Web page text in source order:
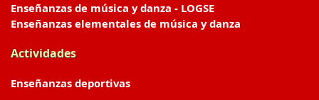
Enseñanzas de música y danza - LOGSE
Enseñanzas elementales de música y danza
Actividades
Enseñanzas deportivas